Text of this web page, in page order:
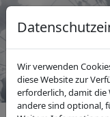
Wir verwenden
diese Website zur
erforderlich, damit
andere sind optional,